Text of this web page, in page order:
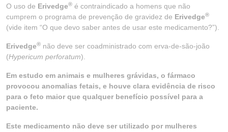
O uso de Erivedge® é contraindicado a homens que não
cumprem o programa de prevenção de gravidez de Erivedge®
(vide item “O que devo saber antes de usar este medicamento?”).
Erivedge® não deve ser coadministrado com erva-de-são-joão
(Hypericum perforatum).
Em estudo em animais e mulheres grávidas, o fármaco
provocou anomalias fetais, e houve clara evidência de risco
para o feto maior que qualquer benefício possível para a
paciente.
Este medicamento não deve ser utilizado por mulheres